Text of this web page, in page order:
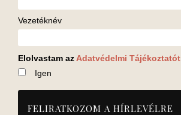
Vezetéknév
Elolvastam az Adatvédelmi Tájékoztatót
Igen